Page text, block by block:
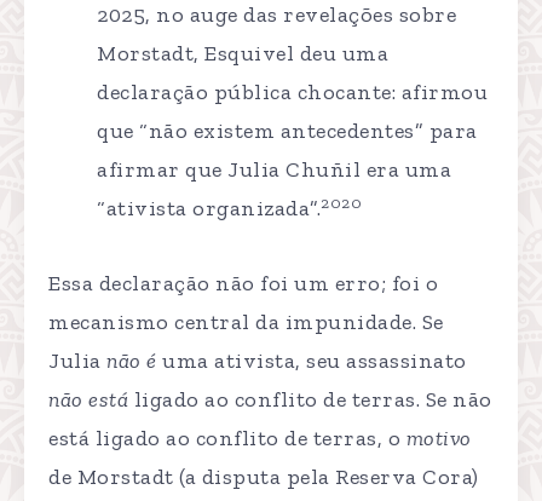
2025, no auge das revelações sobre
Morstadt, Esquivel deu uma
declaração pública chocante: afirmou
que “não existem antecedentes” para
afirmar que Julia Chuñil era uma
“ativista organizada”.2020
Essa declaração não foi um erro; foi o
mecanismo central da impunidade. Se
Julia não é uma ativista, seu assassinato
não está ligado ao conflito de terras. Se não
está ligado ao conflito de terras, o motivo
de Morstadt (a disputa pela Reserva Cora)